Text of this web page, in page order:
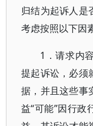
归结为起诉人是
考虑按照以下因
1．请求内
提起诉讼，必须
据，并且这些事
益“可能”因行政